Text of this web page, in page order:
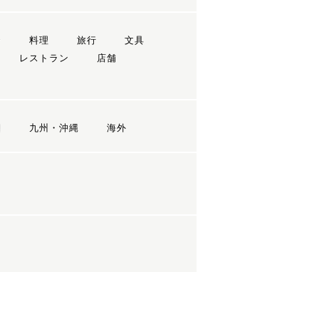
料理 旅行
文具
レストラン
店舗
九州・沖縄 海外